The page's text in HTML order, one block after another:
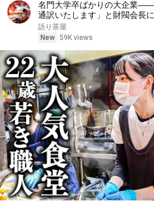
名門大学卒ばかりの大企業
通訳いたします」と財閥会長
笑した。しかし5分後、その場
エピソード#老後の物語 #家族
語り茶屋
New 59K views